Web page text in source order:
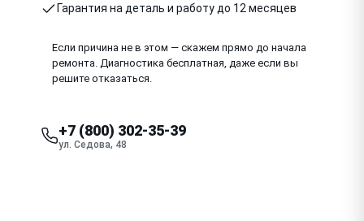
Гарантия на деталь и работу до 12 месяцев
Если причина не в этом — скажем прямо до начала
ремонта. Диагностика бесплатная, даже если вы
решите отказаться.
+7 (800) 302-35-39
ул. Седова, 48